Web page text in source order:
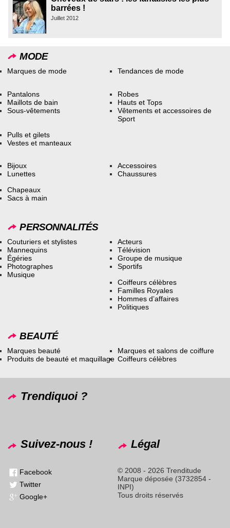
barrées !
Juillet 2012
MODE
Marques de mode Tendances de mode
Pantalons
Maillots de bain
Sous-vêtements
Robes
Hauts et Tops
Vêtements et accessoires de
Sport
Pulls et gilets
Vestes et manteaux
Bijoux
Lunettes
Accessoires
Chaussures
Chapeaux
Sacs à main
PERSONNALITÉS
Couturiers et stylistes
Mannequins
Égéries
Photographes
Musique
Acteurs
Télévision
Groupe de musique
Sportifs
Coiffeurs célèbres
Familles Royales
Hommes d’affaires
Politiques
BEAUTÉ
Marques beauté
Produits de beauté et maquillage
Marques et salons de coiffure
Coiffeurs célèbres
Trendiquoi ?
Suivez-nous !
Facebook
Twitter
Google+
Légal
© 2008 - 2026 Trenditude
Marque déposée (3732854 -
INPI)
Tous droits réservés